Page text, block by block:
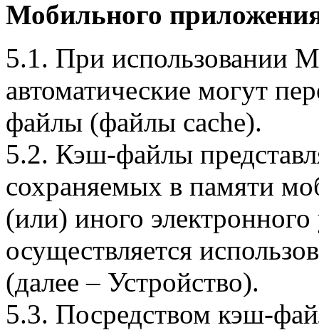
Мобильного
5.1. При использовании
автоматические могут
файлы (файлы cache).
5.2. Кэш-файлы
сохраняемых в памяти
(или) иного электронного
осуществляется
(далее – Устройство).
5.3. Посредством кэш-